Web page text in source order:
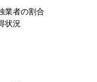
業者の割合
状況